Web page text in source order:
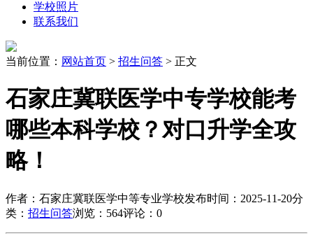
学校照片
联系我们
当前位置： 网站首页 > 招生问答 > 正文
石家庄冀联医学中专学校能考
哪些本科学校？对口升学全攻
略！
作者：石家庄冀联医学中等专业学校发布时间：2025-11-20分
类： 招生问答浏览：564评论：0